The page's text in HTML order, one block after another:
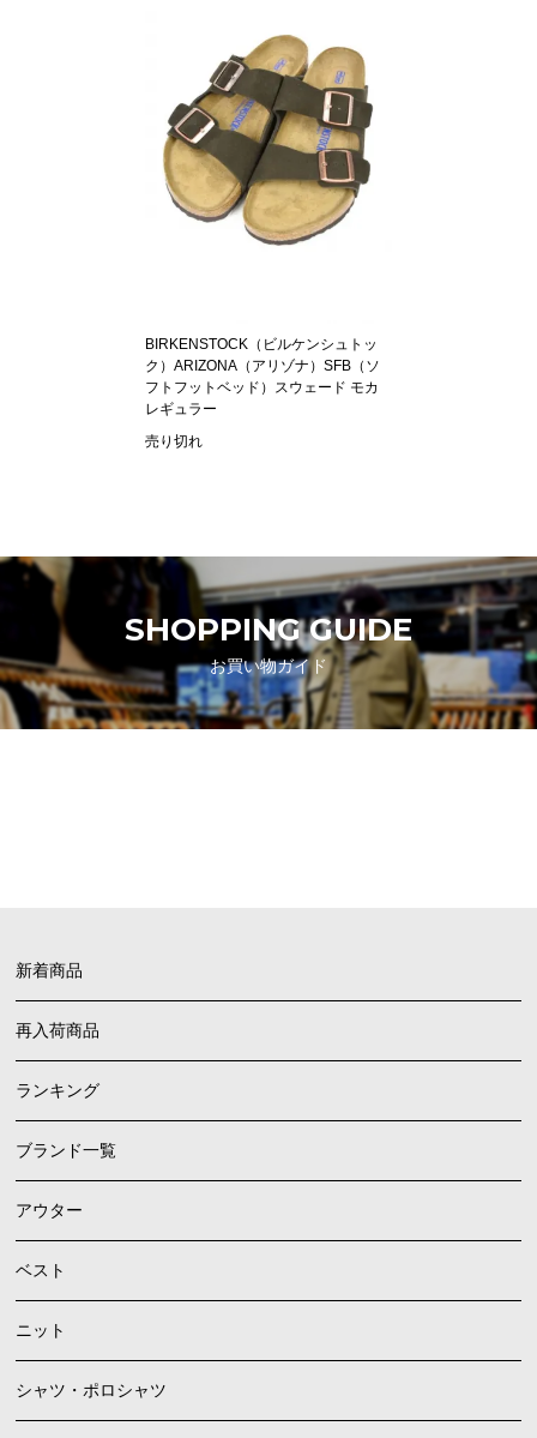
BIRKENSTOCK（ビルケンシュトッ
ク）ARIZONA（アリゾナ）SFB（ソ
フトフットベッド）スウェード モカ
レギュラー
売り切れ
SHOPPING GUIDE
お買い物ガイド
新着商品
再入荷商品
ランキング
ブランド一覧
アウター
ベスト
ニット
シャツ・ポロシャツ